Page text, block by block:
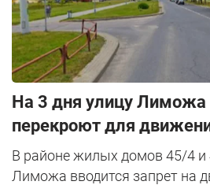
На 3 дня улицу Лиможа
перекроют для
В районе жилых домов 45/4 и
Лиможа вводится запрет на